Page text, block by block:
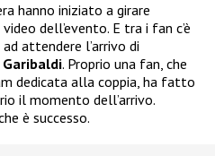
hanno iniziato a girare
dell’evento. E tra i fan c’è
attendere l’arrivo di
. Proprio una fan, che
dedicata alla coppia, ha fatto
il momento dell’arrivo.
è successo.